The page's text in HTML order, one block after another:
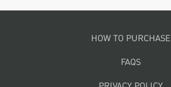
Footer menuHOW TO PURCHASE
FAQS